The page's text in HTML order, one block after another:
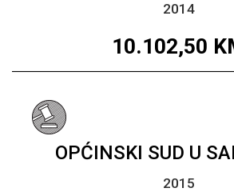
2014
10.102,50
OPĆINSKI SUD U
2015